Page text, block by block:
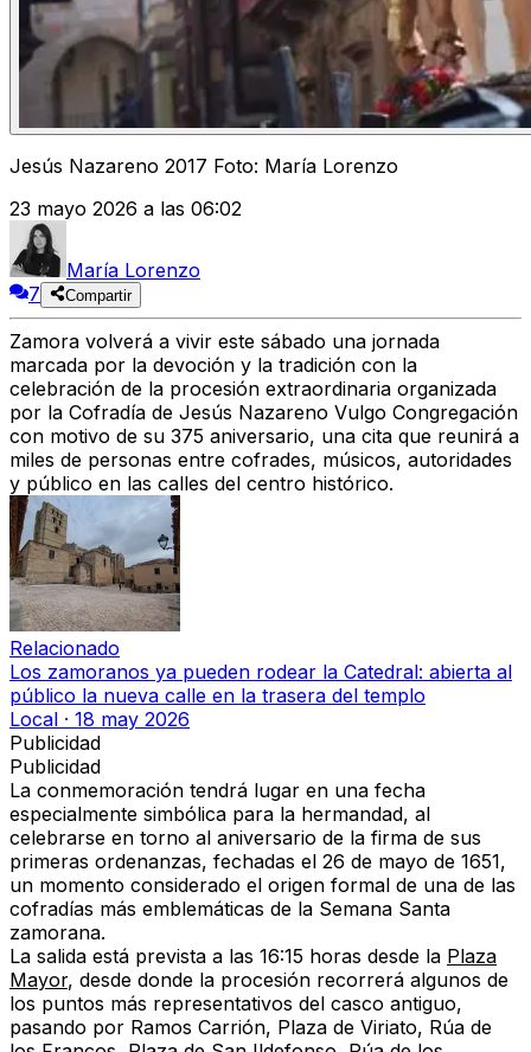
Jesús Nazareno 2017 Foto: María Lorenzo
23 mayo 2026 a las 06:02
María Lorenzo
7
Compartir
Zamora volverá a vivir este sábado una jornada
marcada por la devoción y la tradición con la
celebración de la procesión extraordinaria organizada
por la Cofradía de Jesús Nazareno Vulgo Congregación
con motivo de su 375 aniversario, una cita que reunirá a
miles de personas entre cofrades, músicos, autoridades
y público en las calles del centro histórico.
Relacionado
Los zamoranos ya pueden rodear la Catedral: abierta al
público la nueva calle en la trasera del templo
Local · 18 may 2026
Publicidad
Publicidad
La conmemoración tendrá lugar en una fecha
especialmente simbólica para la hermandad, al
celebrarse en torno al aniversario de la firma de sus
primeras ordenanzas, fechadas el 26 de mayo de 1651,
un momento considerado el origen formal de una de las
cofradías más emblemáticas de la Semana Santa
zamorana.
La salida está prevista a las 16:15 horas desde la Plaza
Mayor, desde donde la procesión recorrerá algunos de
los puntos más representativos del casco antiguo,
pasando por Ramos Carrión, Plaza de Viriato, Rúa de